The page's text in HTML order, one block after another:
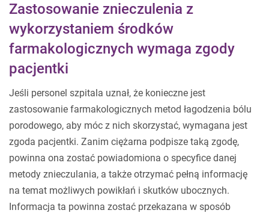
Zastosowanie znieczulenia z
wykorzystaniem środków
farmakologicznych wymaga zgody
pacjentki
Jeśli personel szpitala uznał, że konieczne jest
zastosowanie farmakologicznych metod łagodzenia bólu
porodowego, aby móc z nich skorzystać, wymagana jest
zgoda pacjentki. Zanim ciężarna podpisze taką zgodę,
powinna ona zostać powiadomiona o specyfice danej
metody znieczulania, a także otrzymać pełną informację
na temat możliwych powikłań i skutków ubocznych.
Informacja ta powinna zostać przekazana w sposób